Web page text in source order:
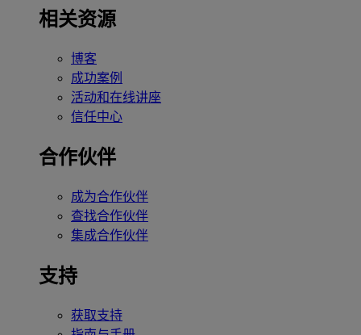
相关资源
博客
成功案例
活动和在线讲座
信任中心
合作伙伴
成为合作伙伴
查找合作伙伴
集成合作伙伴
支持
获取支持